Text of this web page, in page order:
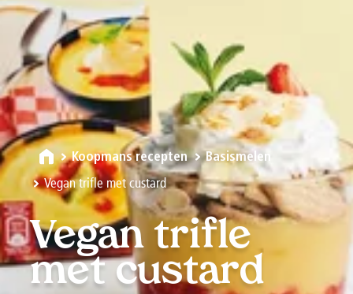
Koopmans recepten Basismelen
Vegan trifle met custard
Vegan trifle
met custard